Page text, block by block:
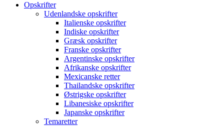
Opskrifter
Udenlandske opskrifter
Italienske opskrifter
Indiske opskrifter
Græsk opskrifter
Franske opskrifter
Argentinske opskrifter
Afrikanske opskrifter
Mexicanske retter
Thailandske opskrifter
Østrigske opskrifter
Libanesiske opskrifter
Japanske opskrifter
Temaretter